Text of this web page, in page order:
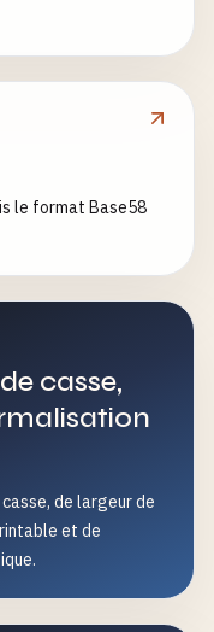
le format Base58
casse,
de largeur de
et de